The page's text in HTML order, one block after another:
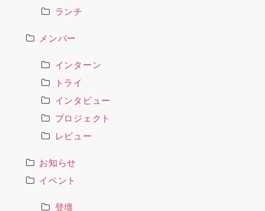
ランチ
メンバー
インターン
トライ
インタビュー
プロジェクト
レビュー
お知らせ
イベント
登壇